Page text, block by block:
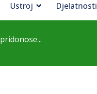
Ustroj Djelatnosti